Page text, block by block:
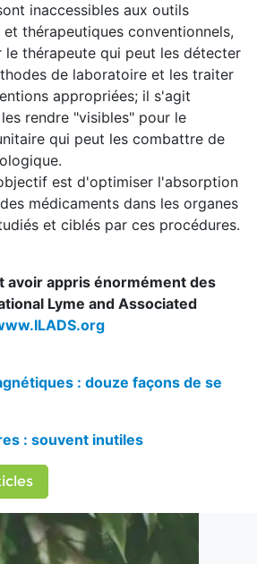
inaccessibles aux outils
thérapeutiques conventionnels,
le thérapeute qui peut les détecter
de laboratoire et les traiter
appropriées; il s'agit
rendre "visibles" pour le
qui peut les combattre de
est d'optimiser l'absorption
médicaments dans les organes
et ciblés par ces procédures.
avoir appris énormément des
Lyme and Associated
: douze façons de se
: souvent inutiles